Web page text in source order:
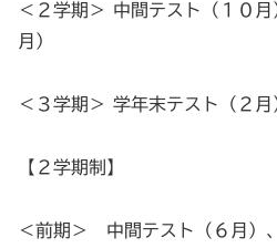
＜２学期＞ 中間テスト（１０月
月）
＜３学期＞ 学年末テスト（２月
【２学期制】
＜前期＞ 中間テスト（６月）